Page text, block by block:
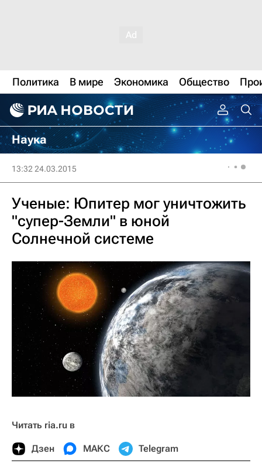
Политика В мире Экономика Общество
Наука
13:32 24.03.2015
Ученые: Юпитер мог уничтожить
"супер-Земли" в юной
Солнечной системе
Читать ria.ru в
Дзен МАКС Telegram